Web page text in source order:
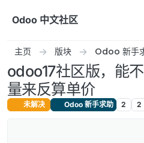
Odoo 中文社区
主页 版块 Odoo 新手
odoo17社区版，能
量来反算单价
未解决 Odoo 新手求助 2 2